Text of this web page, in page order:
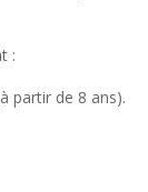
:
partir de 8 ans).